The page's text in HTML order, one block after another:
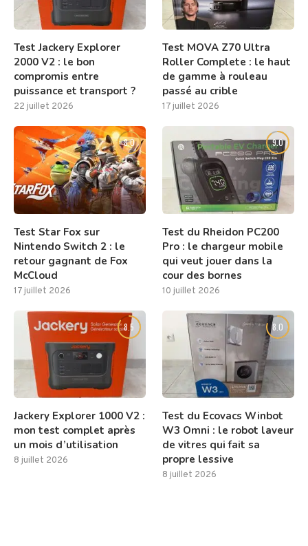
Test Jackery Explorer
2000 V2 : le bon
compromis entre
puissance et transport ?
22 juillet 2026
Test MOVA Z70 Ultra
Roller Complete : le haut
de gamme à rouleau
passé au crible
17 juillet 2026
8.0
Test Star Fox sur
Nintendo Switch 2 : le
retour gagnant de Fox
McCloud
17 juillet 2026
9.0
Test du Rheidon PC200
Pro : le chargeur mobile
qui veut jouer dans la
cour des bornes
10 juillet 2026
8.5
Jackery Explorer 1000 V2 :
mon test complet après
un mois d’utilisation
8 juillet 2026
8.0
Test du Ecovacs Winbot
W3 Omni : le robot laveur
de vitres qui fait sa
propre lessive
8 juillet 2026